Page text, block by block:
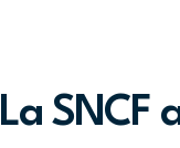
La SNCF